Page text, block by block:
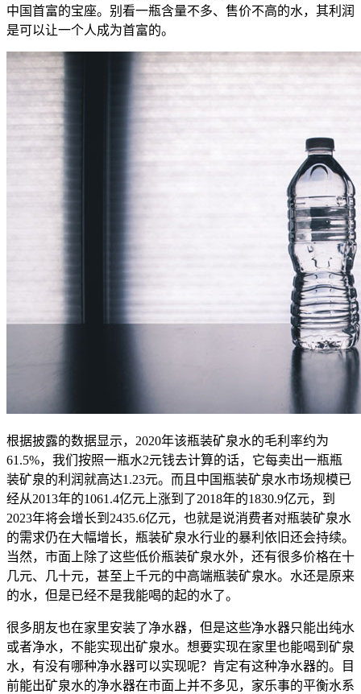
中国首富的宝座。别看一瓶含量不多、售价不高的水，其利润
是可以让一个人成为首富的。
根据披露的数据显示，2020年该瓶装矿泉水的毛利率约为
61.5%，我们按照一瓶水2元钱去计算的话，它每卖出一瓶瓶
装矿泉的利润就高达1.23元。而且中国瓶装矿泉水市场规模已
经从2013年的1061.4亿元上涨到了2018年的1830.9亿元，到
2023年将会增长到2435.6亿元，也就是说消费者对瓶装矿泉水
的需求仍在大幅增长，瓶装矿泉水行业的暴利依旧还会持续。
当然，市面上除了这些低价瓶装矿泉水外，还有很多价格在十
几元、几十元，甚至上千元的中高端瓶装矿泉水。水还是原来
的水，但是已经不是我能喝的起的水了。
很多朋友也在家里安装了净水器，但是这些净水器只能出纯水
或者净水，不能实现出矿泉水。想要实现在家里也能喝到矿泉
水，有没有哪种净水器可以实现呢？肯定有这种净水器的。目
前能出矿泉水的净水器在市面上并不多见，家乐事的平衡水系